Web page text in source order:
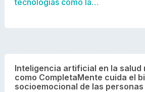
Inteligencia artificial en la salud
como CompletaMente cuida el
socioemocional de las